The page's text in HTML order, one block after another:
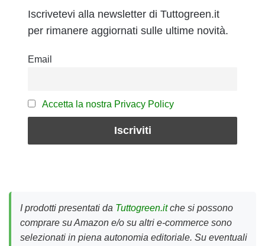
Iscrivetevi alla newsletter di Tuttogreen.it
per rimanere aggiornati sulle ultime novità.
Email
Accetta la nostra Privacy Policy
I prodotti presentati da Tuttogreen.itche si possono
comprare su Amazon e/o su altri e-commerce sono
selezionati in piena autonomia editoriale. Su eventuali